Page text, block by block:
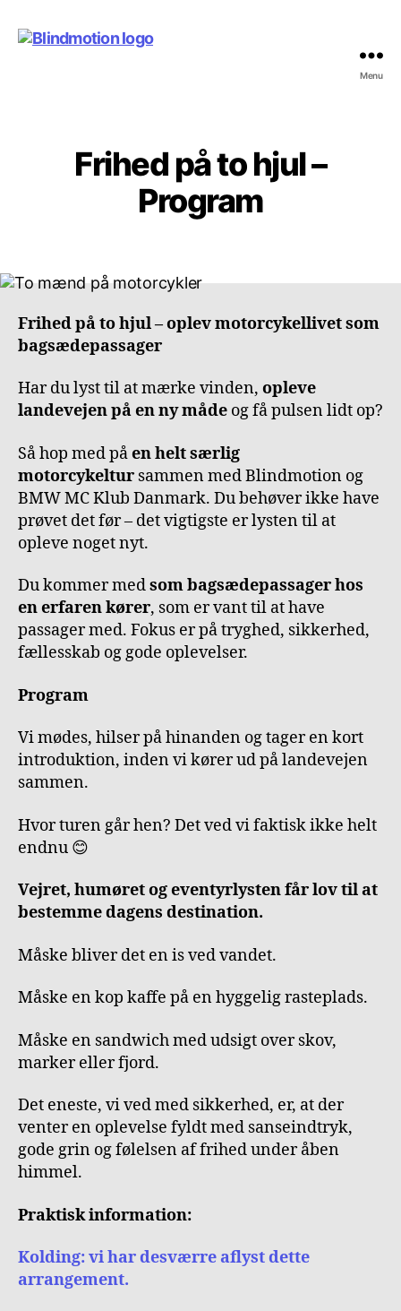
Menu
Kategorier
R
I
E
D
Frihed på to hjul –
Program
Frihed på to hjul – oplev motorcykellivet som
bagsædepassager
Har du lyst til at mærke vinden, opleve
landevejen på en ny måde og få pulsen lidt op?
Så hop med påen helt særlig
motorcykeltur sammen med Blindmotion og
BMW MC Klub Danmark. Du behøver ikke have
prøvet det før – det vigtigste er lysten til at
opleve noget nyt.
Du kommer medsom bagsædepassager hos
en erfaren kører, som er vant til at have
passager med. Fokus er på tryghed, sikkerhed,
fællesskab og gode oplevelser.
Program
Vi mødes, hilser på hinanden og tager en kort
introduktion, inden vi kører ud på landevejen
sammen.
Hvor turen går hen? Det ved vi faktisk ikke helt
endnu 😊
Vejret, humøret og eventyrlysten får lov til at
bestemme dagens destination.
Måske bliver det en is ved vandet.
Måske en kop kaffe på en hyggelig rasteplads.
Måske en sandwich med udsigt over skov,
marker eller fjord.
Det eneste, vi ved med sikkerhed, er, at der
venter en oplevelse fyldt med sanseindtryk,
gode grin og følelsen af frihed under åben
himmel.
Praktisk information:
Kolding: vi har desværre aflyst dette
arrangement.